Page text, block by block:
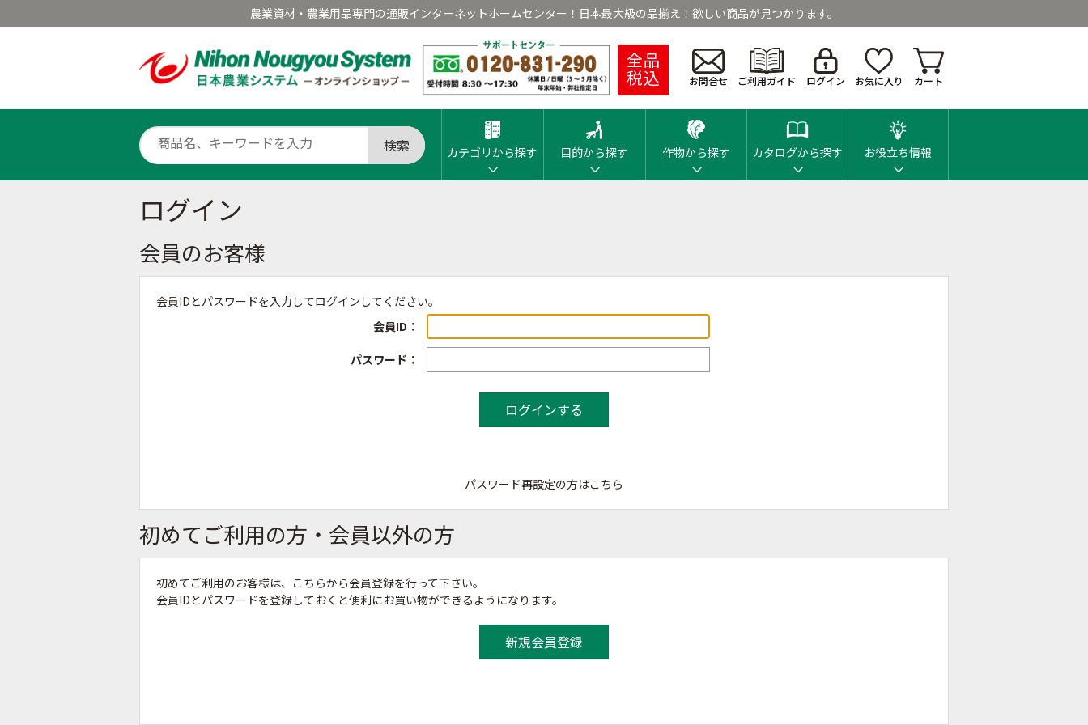
農業資材・農業用品専門の通販インターネットホームセンター！日本最大級の品揃え！欲しい商品が見つかります。
全品
税込 お問合せ ご利用ガイド ログイン お気に入り カート
検索 カテゴリから探す 目的から探す 作物から探す カタログから探す お役立ち情報
ログイン
会員のお客様
会員IDとパスワードを入力してログインしてください。
会員ID：
パスワード：
パスワード再設定の方はこちら
初めてご利用の方・会員以外の方
初めてご利用のお客様は、こちらから会員登録を行って下さい。
会員IDとパスワードを登録しておくと便利にお買い物ができるようになります。